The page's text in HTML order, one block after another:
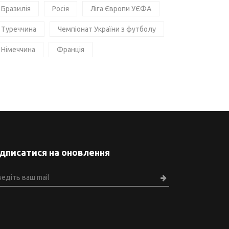
Бразилія Росія Ліга Європи УЄФА
Туреччина Чемпіонат України з футболу
Німеччина Франція
на оновлення